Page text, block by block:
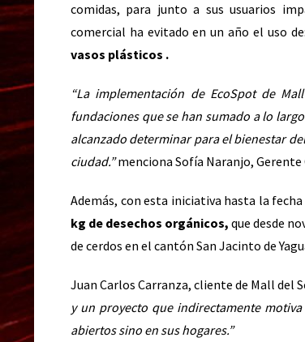
comidas, para junto a sus usuarios
comercial ha evitado en un año el uso de:
vasos plásticos .
“La implementación de EcoSpot de
fundaciones que se han sumado a lo
alcanzado determinar para el bienestar
ciudad.”menciona Sofía Naranjo,
Además, con esta iniciativa hasta la
kg de desechos orgánicos, que desde
de cerdos en el cantón San Jacinto de
Juan Carlos Carranza, cliente de Mall del
y un proyecto que indirectamente
abiertos sino en sus hogares.”